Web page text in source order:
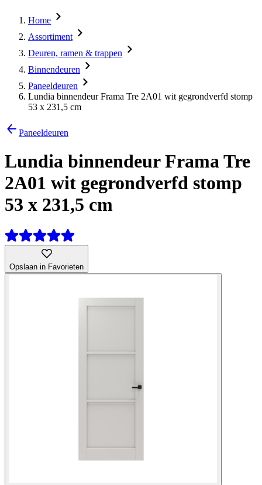
Home
Assortiment
Deuren, ramen & trappen
Binnendeuren
Paneeldeuren
Lundia binnendeur Frama Tre 2A01 wit gegrondverfd stomp
53 x 231,5 cm
Paneeldeuren
Lundia binnendeur Frama Tre
2A01 wit gegrondverfd stomp
53 x 231,5 cm
Opslaan in Favorieten